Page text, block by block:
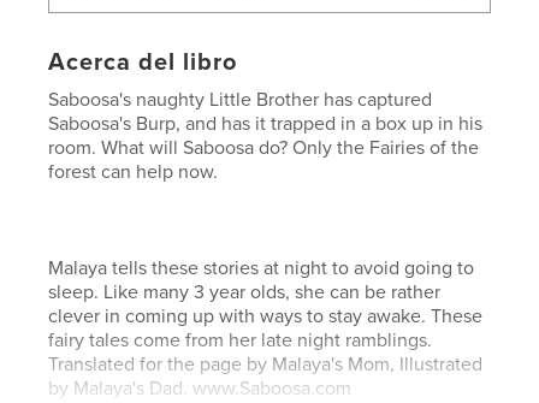
Acerca del libro
Saboosa's naughty Little Brother has captured
Saboosa's Burp, and has it trapped in a box up in his
room. What will Saboosa do? Only the Fairies of the
forest can help now.
Malaya tells these stories at night to avoid going to
sleep. Like many 3 year olds, she can be rather
clever in coming up with ways to stay awake. These
fairy tales come from her late night ramblings.
Translated for the page by Malaya's Mom, Illustrated
by Malaya's Dad. www.Saboosa.com